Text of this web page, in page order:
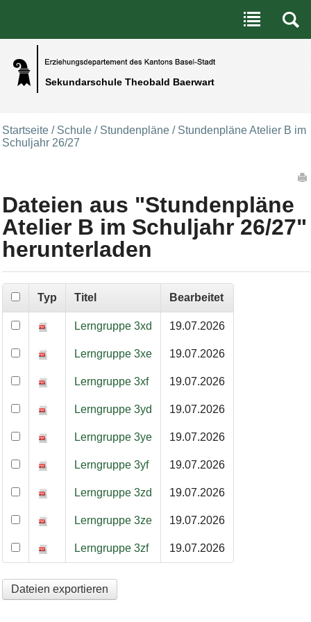
Sekundarschule Theobald Baerwart
Benutzerspezifische Werkzeuge
Direkt zum Inhalt|Direkt zur Navigation
Startseite / Schule / Stundenpläne / Stundenpläne Atelier B im
Schuljahr 26/27
Dateien aus "Stundenpläne
Atelier B im Schuljahr 26/27"
herunterladen
Stundenpläne Atelier B im Schuljahr 26/27
Typ Titel Bearbeitet
Lerngruppe 3xd 19.07.2026
Lerngruppe 3xe 19.07.2026
Lerngruppe 3xf 19.07.2026
Lerngruppe 3yd 19.07.2026
Lerngruppe 3ye 19.07.2026
Lerngruppe 3yf 19.07.2026
Lerngruppe 3zd 19.07.2026
Lerngruppe 3ze 19.07.2026
Lerngruppe 3zf 19.07.2026
Dateien exportieren